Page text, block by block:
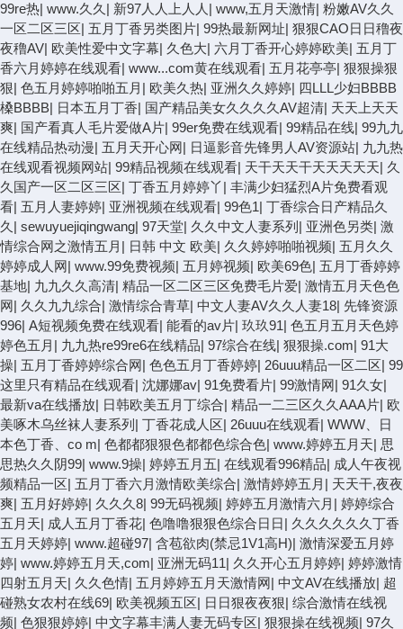
99re热| www.久久 | 新97人人上人人 | www,五月天激情| 粉嫩AV久久
一区二区三区| 五月丁香另类图片| 99热最新网址| 狠狠CAO日日穞夜
夜穞AV| 欧美性爱中文字幕| 久色大| 六月丁香开心婷婷欧美| 五月丁
香六月婷婷在线观看| www...com黄在线观看| 五月花亭亭| 狠狠操狠
狠| 色五月婷婷啪啪五月 | 欧美久热| 亚洲久久婷婷| 四LLL少妇BBBB
槡BBBB| 日本五月丁香| 国产精品美女久久久久AV超清| 天天上天天
爽| 国产看真人毛片爱做A片| 99er免费在线观看| 99精品在线| 99九九
在线精品热动漫| 五月天开心网| 日逼影音先锋男人AV资源站| 九九热
在线观看视频网站| 99精品视频在线观看| 天干天天干天天天天天| 久
久国产一区二区三区| 丁香五月婷婷丫| 丰满少妇猛烈A片免费看观
看| 五月人妻婷婷| 亚洲视频在线观看| 99色1| 丁香综合日产精品久
久 | sewuyuejiqingwang| 97天堂| 久久中文人妻系列 | 亚洲色另类| 激
情综合网之激情五月 | 日韩 中文 欧美| 久久婷婷啪啪视频| 五月久久
婷婷成人网| www.99免费视频| 五月婷视频| 欧美69色| 五月丁香婷婷
基地| 九九久久高清| 精品一区二区三区免费毛片爱| 激情五月天色色
网| 久久九九综合| 激情综合青草| 中文人妻AV久久人妻18| 先锋资源
996| A短视频免费在线观看| 能看的av片| 玖玖91| 色五月五月天色婷
婷色五月 | 九九热re99re6在线精品| 97综合在线| 狠狠操.com| 91大
操| 五月丁香婷婷综合网| 色色五月丁香婷婷| 26uuu精品一区二区| 99
这里只有精品在线观看| 沈娜娜av| 91免费看片| 99激情网| 91久女|
最新va在线播放| 日韩欧美五月丁综合| 精品一二三区久久AAA片| 欧
美啄木乌丝袜人妻系列 | 丁香花成人区| 26uuu在线观看| WWW、日
本色丁香、co m| 色都都狠狠色都都色综合色| www.婷婷五月天| 思
思热久久阴99| www.9操| 婷婷五月五| 在线观看996精品| 成人午夜视
频精品一区| 五月丁香六月激情欧美综合| 激情婷婷五月 | 天天干,夜夜
爽| 五月好婷婷| 久久久8| 99无码视频| 婷婷五月激情六月 | 婷婷综合
五月天| 成人五月丁香花| 色噜噜狠狠色综合日日| 久久久久久久丁香
五月天婷婷| www.超碰97| 含苞欲肉(禁忌1V1高H)| 激情深爱五月婷
婷| www.婷婷五月天,com| 亚洲无码11| 久久开心五月婷婷| 婷婷激情
四射五月天| 久久色情| 五月婷婷五月天激情网| 中文AV在线播放| 超
碰熟女农村在线69| 欧美视频五区| 日日狠夜夜狠| 综合激情在线视
频| 色狠狠婷婷| 中文字幕丰满人妻无码专区| 狠狠操在线视频| 97久